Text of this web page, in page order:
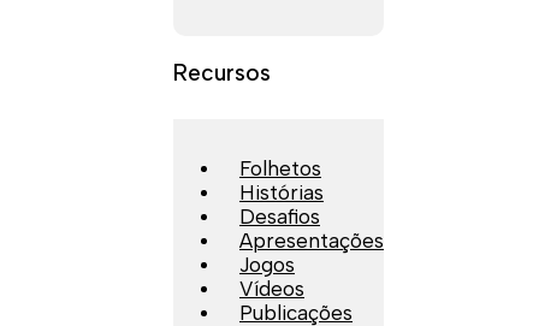
Recursos
Folhetos
Histórias
Desafios
Apresentações
Jogos
Vídeos
Publicações